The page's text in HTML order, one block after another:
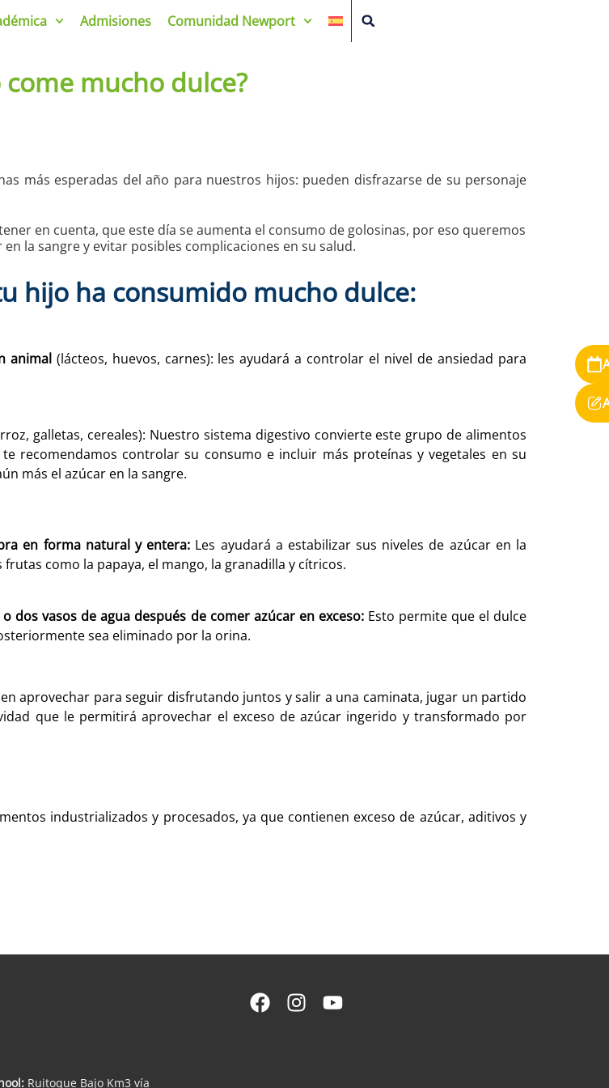
Admisiones Comunidad Newport
mucho dulce?
más esperadas del año para nuestros hijos: pueden disfrazarse de su personaje
en cuenta, que este día se aumenta el consumo de golosinas, por eso queremos
la sangre y evitar posibles complicaciones en su salud.
hijo ha consumido mucho dulce:
animal (lácteos, huevos, carnes): les ayudará a controlar el nivel de ansiedad para
galletas, cereales): Nuestro sistema digestivo convierte este grupo de alimentos
recomendamos controlar su consumo e incluir más proteínas y vegetales en su
más el azúcar en la sangre.
en forma natural y entera: Les ayudará a estabilizar sus niveles de azúcar en la
como la papaya, el mango, la granadilla y cítricos.
dos vasos de agua después de comer azúcar en exceso:Esto permite que el dulce
sea eliminado por la orina.
aprovechar para seguir disfrutando juntos y salir a una caminata, jugar un partido
que le permitirá aprovechar el exceso de azúcar ingerido y transformado por
industrializados y procesados, ya que contienen exceso de azúcar, aditivos y
Ruitoque Bajo Km3 vía